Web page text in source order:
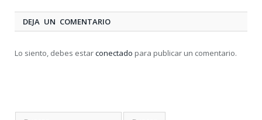
DEJA UN COMENTARIO
Lo siento, debes estarconectado para publicar un comentario.